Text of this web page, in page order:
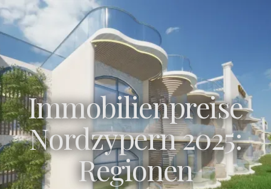
Immobilienpreise
Nordzypern 2025:
Regionen